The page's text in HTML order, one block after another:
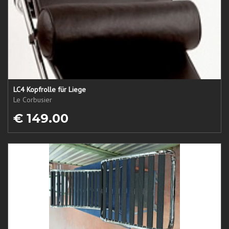
LC4 Kopfrolle für Liege
Le Corbusier
€ 149.00